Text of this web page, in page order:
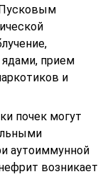
Пусковым
прием
и
почек могут
аутоиммунной
возникает